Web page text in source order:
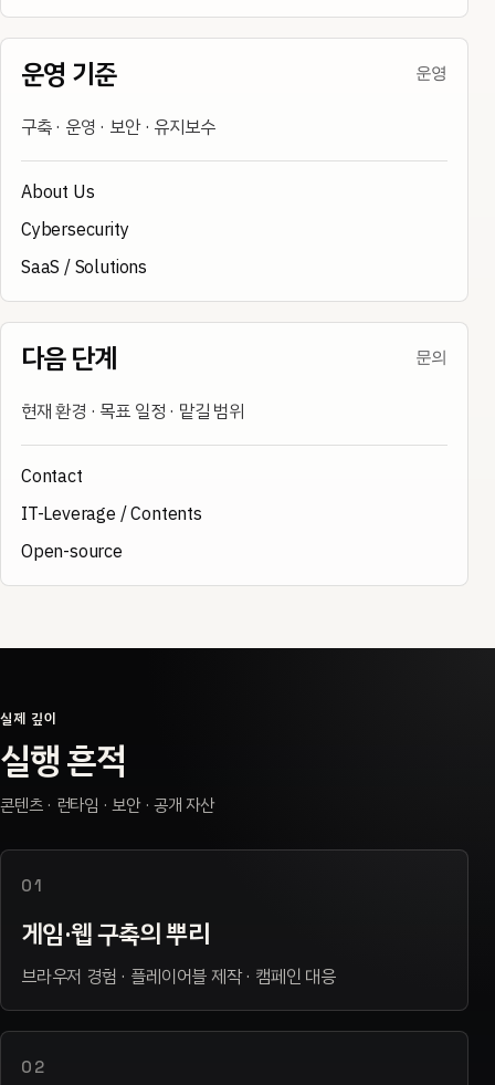
운영 기준 운영
구축 · 운영 · 보안 · 유지보수
About Us
Cybersecurity
SaaS / Solutions
다음 단계 문의
현재 환경 · 목표 일정 · 맡길 범위
Contact
IT-Leverage / Contents
Open-source
실제 깊이
실행 흔적
콘텐츠 · 런타임 · 보안 · 공개 자산
01
게임·웹 구축의 뿌리
브라우저 경험 · 플레이어블 제작 · 캠페인 대응
02